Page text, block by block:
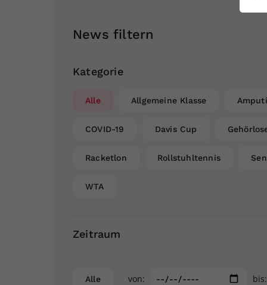
News filtern
Kategorie
Alle Allgemeine Klasse
COVID-19 Davis Cup
Racketlon Rollstuhltennis
WTA
Zeitraum
Alle von: bis: